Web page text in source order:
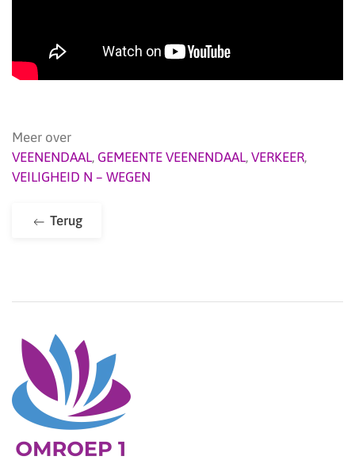
Meer over
VEENENDAAL, GEMEENTE VEENENDAAL, VERKEER,
VEILIGHEID N – WEGEN
Terug